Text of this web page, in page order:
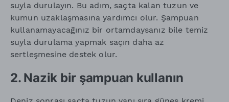
suyla durulayın. Bu adım, saçta kalan tuzun ve
kumun uzaklaşmasına yardımcı olur. Şampuan
kullanamayacağınız bir ortamdaysanız bile temiz
suyla durulama yapmak saçın daha az
sertleşmesine destek olur.
2. Nazik bir şampuan kullanın